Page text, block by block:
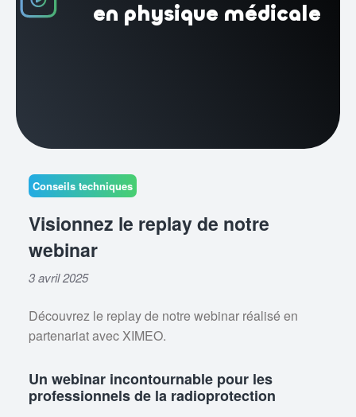
en physique médicale
Conseils techniques
Visionnez le replay de notre
webinar
3 avril 2025
Découvrez le replay de notre webinar réalisé en
partenariat avec XIMEO.
Un webinar incontournable pour les
professionnels de la radioprotection